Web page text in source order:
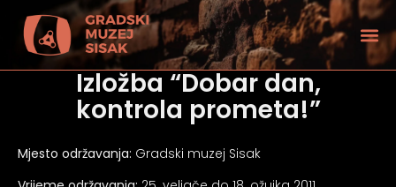
Izložba “Dobar dan,
kontrola prometa!”
Mjesto održavanja: Gradski muzej Sisak